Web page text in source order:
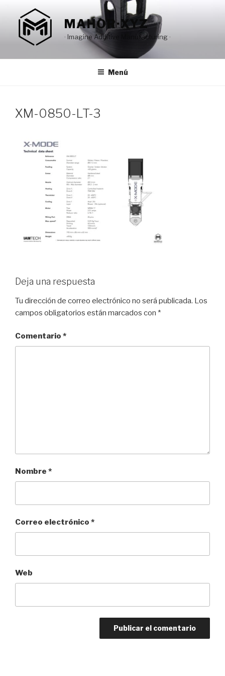
contenido
MAHOR·XYZ
· Imagine Additive Manufacturing ·
Menú
XM-0850-LT-3
Deja una respuesta
Tu dirección de correo electrónico no será publicada. Los
campos obligatorios están marcados con *
Comentario *
Nombre *
Correo electrónico *
Web